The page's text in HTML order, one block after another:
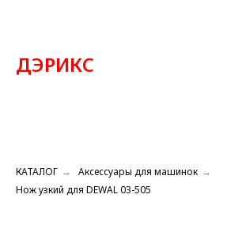
ДЭРИКС
КАТАЛОГ → Аксессуары для машинок →
Нож узкий для DEWAL 03-505